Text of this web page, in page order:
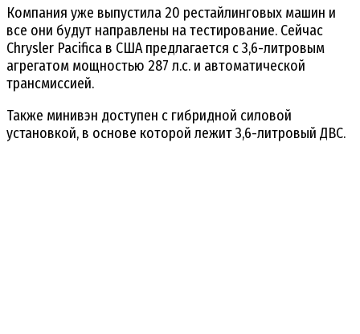
Компания уже выпустила 20 рестайлинговых машин и
все они будут направлены на тестирование. Сейчас
Chrysler Pacifica в США предлагается с 3,6-литровым
агрегатом мощностью 287 л.с. и автоматической
трансмиссией.
Также минивэн доступен с гибридной силовой
установкой, в основе которой лежит 3,6-литровый ДВС.